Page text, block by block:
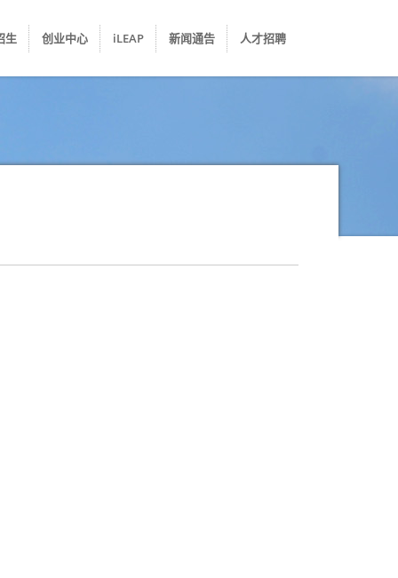
生 创业中心 iLEAP 新闻通告 人才招聘